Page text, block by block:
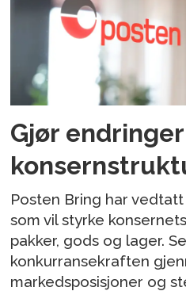
Gjør
Posten Bring har
som vil styrke
pakker, gods og lager.
konkurransekraften
markedsposisjoner og